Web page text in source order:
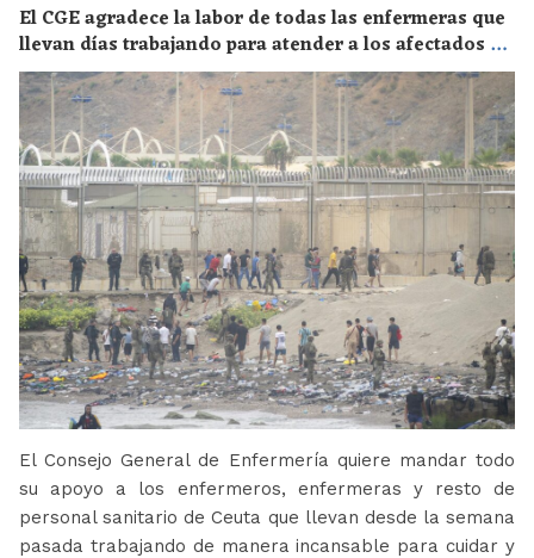
El CGE agradece la labor de todas las enfermeras que
llevan días trabajando para atender a los afectados de
la crisis migratoria de Ceuta
El Consejo General de Enfermería quiere mandar todo
su apoyo a los enfermeros, enfermeras y resto de
personal sanitario de Ceuta que llevan desde la semana
pasada trabajando de manera incansable para cuidar y